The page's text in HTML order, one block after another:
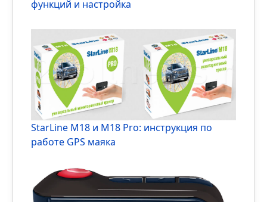
StarLine M66 S и M ECO: инструкция,
подключение, особенности, набор
функций и настройка